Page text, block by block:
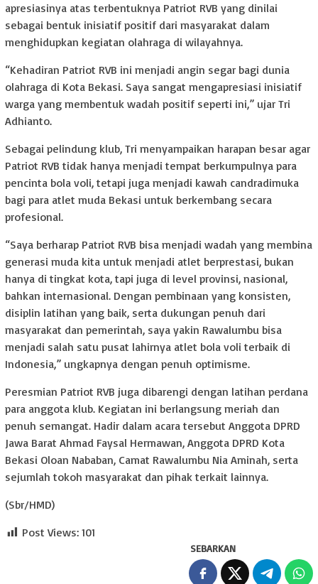
apresiasinya atas terbentuknya Patriot RVB yang dinilai
sebagai bentuk inisiatif positif dari masyarakat dalam
menghidupkan kegiatan olahraga di wilayahnya.
“Kehadiran Patriot RVB ini menjadi angin segar bagi dunia
olahraga di Kota Bekasi. Saya sangat mengapresiasi inisiatif
warga yang membentuk wadah positif seperti ini,” ujar Tri
Adhianto.
Sebagai pelindung klub, Tri menyampaikan harapan besar agar
Patriot RVB tidak hanya menjadi tempat berkumpulnya para
pencinta bola voli, tetapi juga menjadi kawah candradimuka
bagi para atlet muda Bekasi untuk berkembang secara
profesional.
“Saya berharap Patriot RVB bisa menjadi wadah yang membina
generasi muda kita untuk menjadi atlet berprestasi, bukan
hanya di tingkat kota, tapi juga di level provinsi, nasional,
bahkan internasional. Dengan pembinaan yang konsisten,
disiplin latihan yang baik, serta dukungan penuh dari
masyarakat dan pemerintah, saya yakin Rawalumbu bisa
menjadi salah satu pusat lahirnya atlet bola voli terbaik di
Indonesia,” ungkapnya dengan penuh optimisme.
Peresmian Patriot RVB juga dibarengi dengan latihan perdana
para anggota klub. Kegiatan ini berlangsung meriah dan
penuh semangat. Hadir dalam acara tersebut Anggota DPRD
Jawa Barat Ahmad Faysal Hermawan, Anggota DPRD Kota
Bekasi Oloan Nababan, Camat Rawalumbu Nia Aminah, serta
sejumlah tokoh masyarakat dan pihak terkait lainnya.
(Sbr/HMD)
Post Views: 101
SEBARKAN